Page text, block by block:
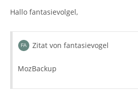
Hallo fantasievolgel,
Zitat von fantasievogel
MozBackup